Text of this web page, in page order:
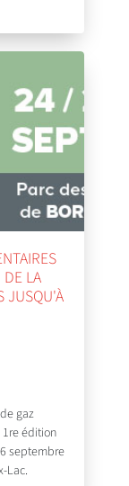
DE LA
JUSQU'À
gaz
édition
septembre
Lac.